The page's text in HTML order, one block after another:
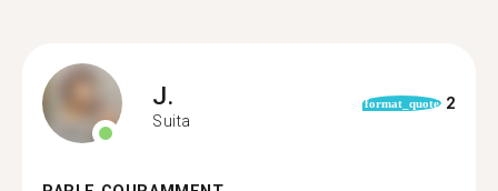
J.
Suita
format_quote 2